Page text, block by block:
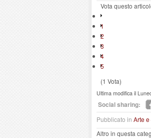
Vota questo
1
2
3
4
5
(1 Vota)
Ultima modifica il
Social sharing:
Pubblicato in Arte
Altro in questa